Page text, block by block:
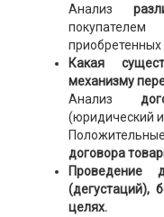
Анализ
приобретенных
Какая
механизму
Анализ
(юридический и
договора
Проведение
(дегустаций),
целях.